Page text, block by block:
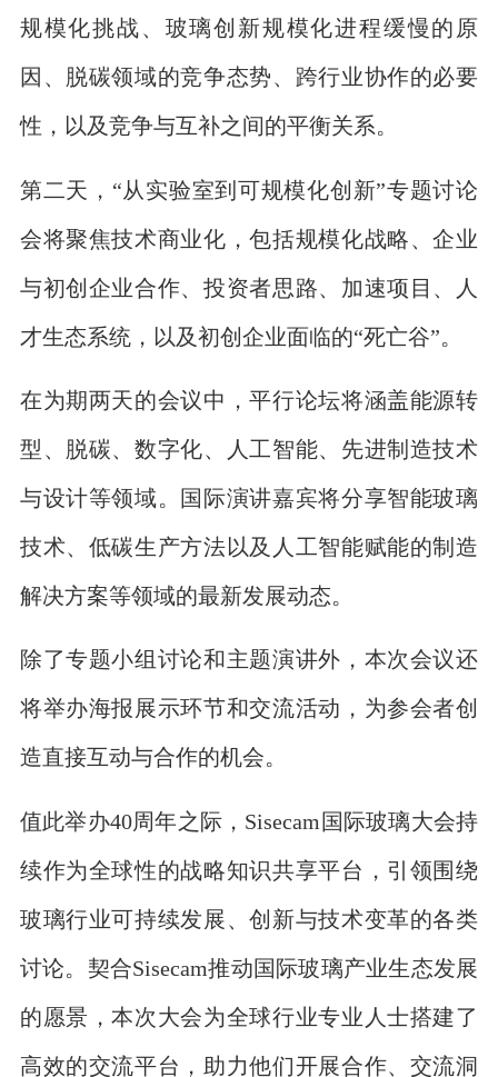
规模化挑战、玻璃创新规模化进程缓慢的原
因、脱碳领域的竞争态势、跨行业协作的必要
性，以及竞争与互补之间的平衡关系。
第二天，“从实验室到可规模化创新”专题讨论
会将聚焦技术商业化，包括规模化战略、企业
与初创企业合作、投资者思路、加速项目、人
才生态系统，以及初创企业面临的“死亡谷”。
在为期两天的会议中，平行论坛将涵盖能源转
型、脱碳、数字化、人工智能、先进制造技术
与设计等领域。国际演讲嘉宾将分享智能玻璃
技术、低碳生产方法以及人工智能赋能的制造
解决方案等领域的最新发展动态。
除了专题小组讨论和主题演讲外，本次会议还
将举办海报展示环节和交流活动，为参会者创
造直接互动与合作的机会。
值此举办40周年之际，Sisecam国际玻璃大会持
续作为全球性的战略知识共享平台，引领围绕
玻璃行业可持续发展、创新与技术变革的各类
讨论。契合Sisecam推动国际玻璃产业生态发展
的愿景，本次大会为全球行业专业人士搭建了
高效的交流平台，助力他们开展合作、交流洞